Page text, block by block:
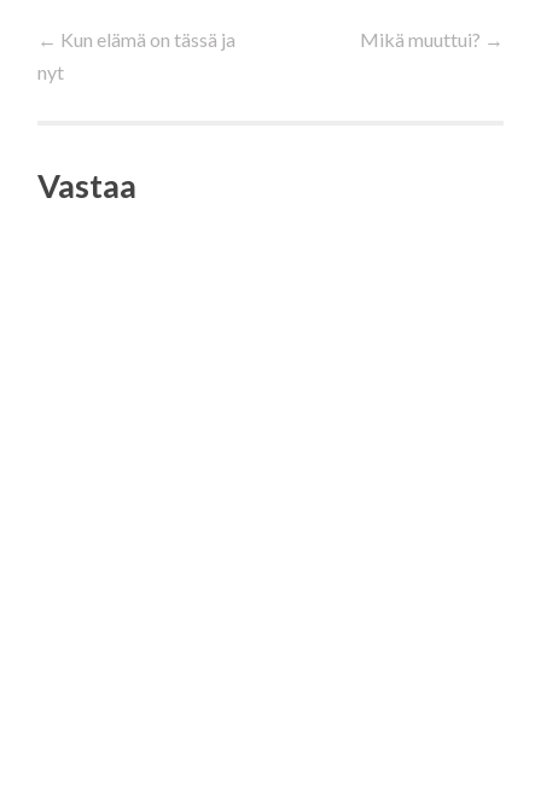
Artikkelien
selaus
← Kun elämä on tässä ja
nyt
Mikä muuttui? →
Vastaa